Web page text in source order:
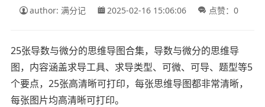
author: 满分记 2025-02-16 15:06:06 点赞：0
25张导数与微分的思维导图合集，导数与微分的思维导
图，内容涵盖求导工具、求导类型、可微、可导、题型等5
个要点，25张高清晰可打印，每张思维导图都非常清晰，
每张图片均高清晰可打印。